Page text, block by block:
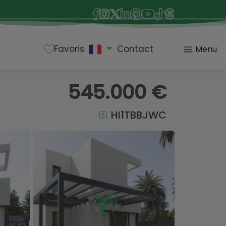
Favoris Contact Menu
545.000 €
HI1TBBJWC